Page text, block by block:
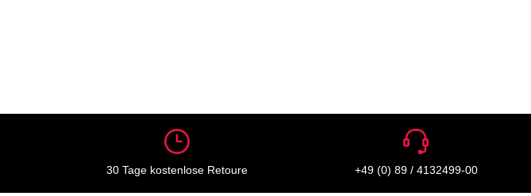
30 Tage kostenlose Retoure +49 (0) 89 / 4132499-00